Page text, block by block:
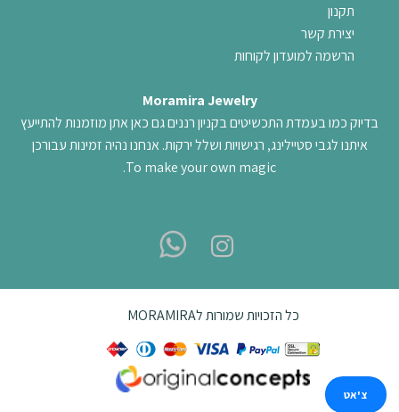
תקנון
יצירת קשר
הרשמה למועדון לקוחות
Moramira Jewelry
בדיוק כמו בעמדת התכשיטים בקניון רננים גם כאן אתן מוזמנות להתייעץ
איתנו לגבי סטיילינג, רגישויות ושלל ירקות. אנחנו נהיה זמינות עבורכן
To make your own magic.
צ'אט
כל הזכויות שמורות לMORAMIRA